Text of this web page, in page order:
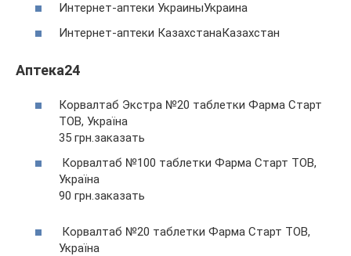
Интернет-аптеки УкраиныУкраина
Интернет-аптеки КазахстанаКазахстан
Аптека24
Корвалтаб Экстра №20 таблетки Фарма Старт
ТОВ, Україна
35 грн.заказать
Корвалтаб №100 таблетки Фарма Старт ТОВ,
Україна
90 грн.заказать
Корвалтаб №20 таблетки Фарма Старт ТОВ,
Україна